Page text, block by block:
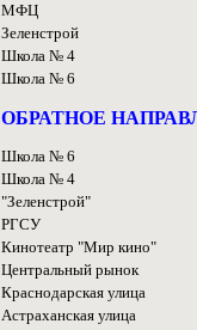
МФЦ
Зеленстрой
Школа № 4
Школа № 6
ОБРАТНОЕ
Школа № 6
Школа № 4
"Зеленстрой"
РГСУ
Кинотеатр "Мир кино"
Центральный рынок
Краснодарская улица
Астраханская улица